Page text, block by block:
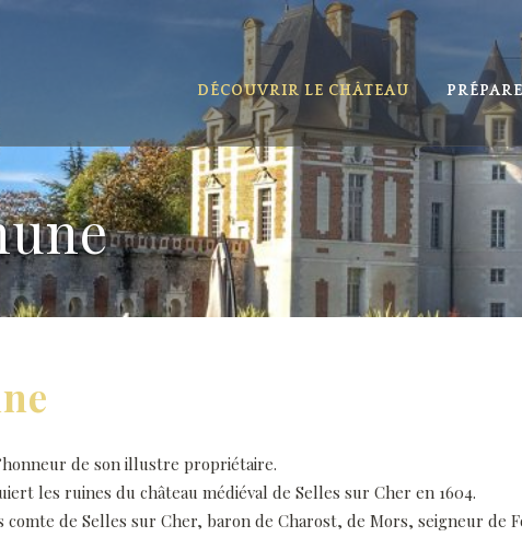
DÉCOUVRIR LE CHÂTEAU
de son illustre propriétaire.
les ruines du château médiéval de Selles sur Cher en 1604.
de Selles sur Cher, baron de Charost, de Mors, seigneur de